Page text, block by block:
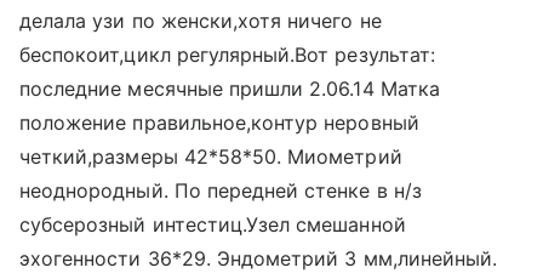
делала узи по женски,хотя ничего не
беспокоит,цикл регулярный.Вот результат:
последние месячные пришли 2.06.14 Матка
положение правильное,контур неровный
четкий,размеры 42*58*50. Миометрий
неоднородный. По передней стенке в н/з
субсерозный интестиц.Узел смешанной
эхогенности 36*29. Эндометрий 3 мм,линейный.